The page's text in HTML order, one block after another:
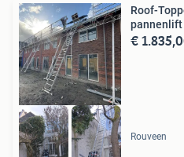
Roof-
pannenlift
€
Rouveen